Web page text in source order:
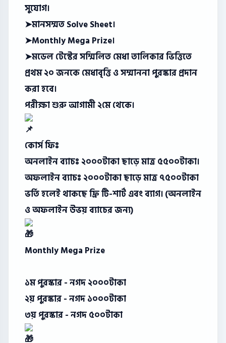
সুযোগ।
➤মানসম্মত Solve Sheet।
➤Monthly Mega Prize।
➤মডেল টেস্টের সম্মিলিত মেধা তালিকার ভিত্তিতে
প্রথম ২০ জনকে মেধাবৃত্তি ও সম্মাননা পুরস্কার প্রদান
করা হবে।
পরীক্ষা শুরু আগামী ২মে থেকে।
কোর্স ফিঃ
অনলাইন ব্যাচঃ ২০০০টাকা ছাড়ে মাত্র ৫৫০০টাকা।
অফলাইন ব্যাচঃ ২০০০টাকা ছাড়ে মাত্র ৭৫০০টাকা
ভর্তি হলেই থাকছে ফ্রি টি-শার্ট এবং ব্যাগ। (অনলাইন
ও অফলাইন উভয় ব্যাচের জন্য)
Monthly Mega Prize
১ম পুরস্কার - নগদ ২০০০টাকা
২য় পুরস্কার - নগদ ১০০০টাকা
৩য় পুরস্কার - নগদ ৫০০টাকা